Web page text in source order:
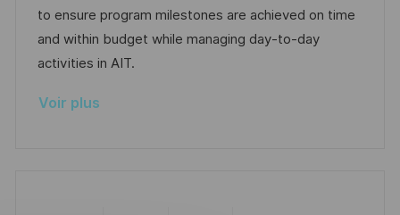
s
a
t
o
a
f
e
n
c
d
g
o
r
e
to ensure program milestones are achieved on time
and within budget while managing day-to-day
activities in AIT.
Voir plus